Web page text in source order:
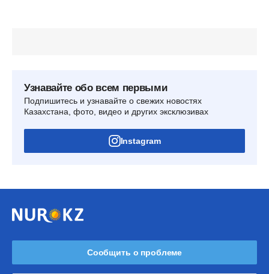
Узнавайте обо всем первыми
Подпишитесь и узнавайте о свежих новостях
Казахстана, фото, видео и других эксклюзивах
Instagram
Сообщить о проблеме